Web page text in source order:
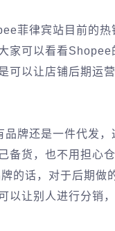
菲律宾站目前的
家可以看看
可以让店铺后期运
牌还是一件代发
备货，也不用担心仓
的话，对于后期做
以让别人进行分销